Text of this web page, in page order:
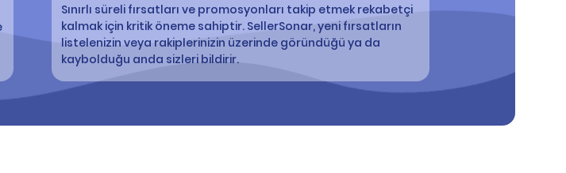
Sınırlı süreli fırsatları ve promosyonları takip etmek rekabetçi
kalmak için kritik öneme sahiptir. SellerSonar, yeni fırsatların
listelenizin veya rakiplerinizin üzerinde göründüğü ya da
kaybolduğu anda sizleri bildirir.